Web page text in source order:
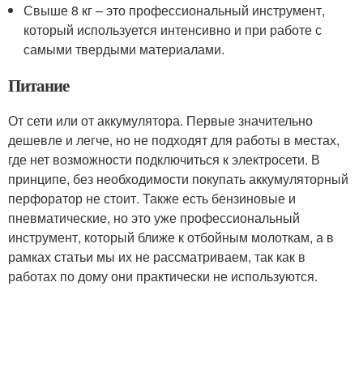
Свыше 8 кг – это профессиональный инструмент,
который используется интенсивно и при работе с
самыми твердыми материалами.
Питание
От сети или от аккумулятора. Первые значительно
дешевле и легче, но не подходят для работы в местах,
где нет возможности подключиться к электросети. В
принципе, без необходимости покупать аккумуляторный
перфоратор не стоит. Также есть бензиновые и
пневматические, но это уже профессиональный
инструмент, который ближе к отбойным молоткам, а в
рамках статьи мы их не рассматриваем, так как в
работах по дому они практически не используются.